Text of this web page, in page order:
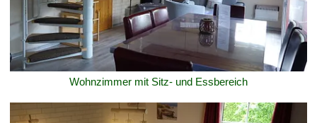
Wohnzimmer mit Sitz- und Essbereich